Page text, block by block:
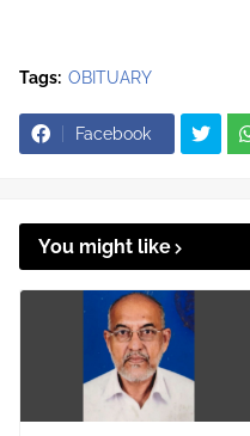
Tags: OBITUARY
Facebook
You might like